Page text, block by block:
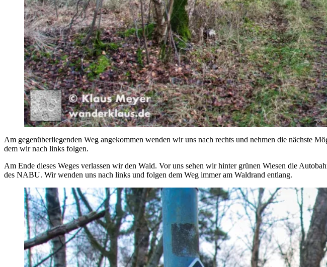
Am gegenüberliegenden Weg angekommen wenden wir uns nach rechts und nehmen die nächste
dem wir nach links folgen.
Am Ende dieses Weges verlassen wir den Wald. Vor uns sehen wir hinter grünen Wiesen die
des NABU. Wir wenden uns nach links und folgen dem Weg immer am Waldrand entlang.